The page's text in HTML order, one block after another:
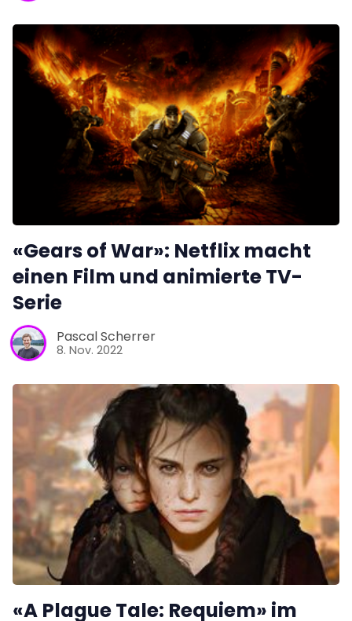
«Gears of War»: Netflix macht
einen Film und animierte TV-
Serie
Pascal Scherrer
8. Nov. 2022
«A Plague Tale: Requiem» im